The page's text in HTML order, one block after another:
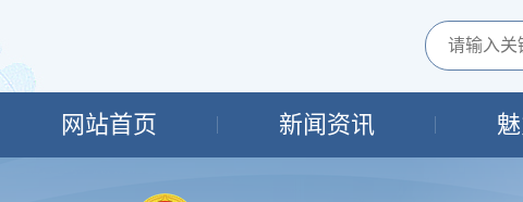
网站首页 新闻资讯